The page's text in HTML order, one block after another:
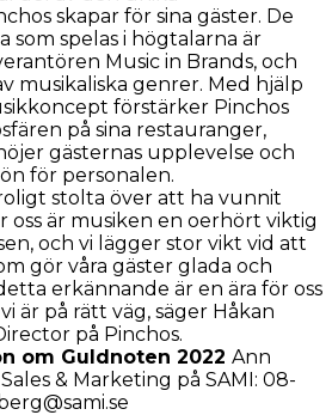
skapar för sina gäster. De
som spelas i högtalarna är
Music in Brands, och
musikaliska genrer. Med hjälp
förstärker Pinchos
på sina restauranger,
gästernas upplevelse och
för personalen.
stolta över att ha vunnit
oss är musiken en oerhört viktig
och vi lägger stor vikt vid att
gör våra gäster glada och
erkännande är en ära för oss
är på rätt väg, säger Håkan
på Pinchos.
om Guldnoten 2022 Ann
& Marketing på SAMI: 08-